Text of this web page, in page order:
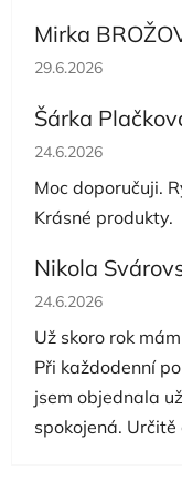
Mirka
Hodnocení
29.6.2026
Šárka
Hodnocení
24.6.2026
Moc doporučuji.
Krásné produkty.
Nikola
Hodnocení
24.6.2026
Už skoro rok
Při každodenní
jsem objednala
spokojená. Určitě